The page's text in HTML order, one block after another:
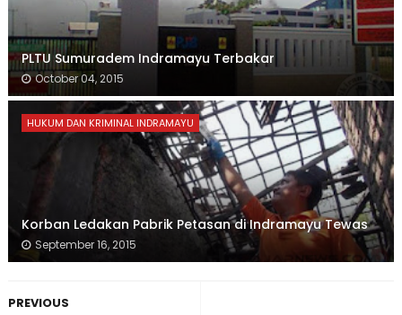
PLTU Sumuradem Indramayu Terbakar
October 04, 2015
HUKUM DAN KRIMINAL INDRAMAYU
Korban Ledakan Pabrik Petasan di Indramayu Tewas
September 16, 2015
PREVIOUS